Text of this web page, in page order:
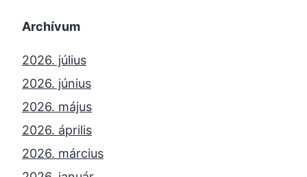
Archívum
2026. július
2026. június
2026. május
2026. április
2026. március